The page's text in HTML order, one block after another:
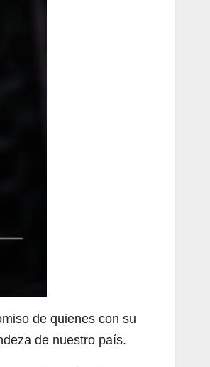
de quienes con su
de nuestro país.